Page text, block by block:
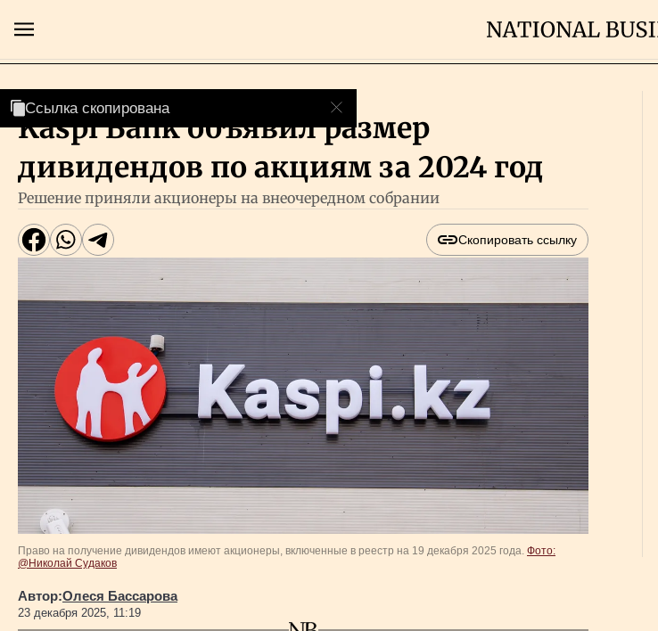
Главная
Экономика
Бизнес
Технологии
Власть
Геополитика
Исследования
Люди
Life & Arts
Банки
Kaspi Bank объявил размер
дивидендов по акциям за 2024 год
Решение приняли акционеры на внеочередном собрании
Скопировать ссылку
Ссылка скопирована
Право на получение дивидендов имеют акционеры, включенные в реестр на 19 декабря 2025 года. Фото:
@Николай Судаков
Автор:Олеся Бассарова
23 декабря 2025, 11:19
Ссылка скопирована